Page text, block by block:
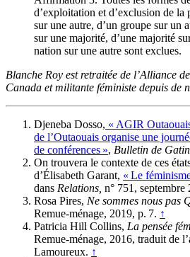
d’exploitation et d’exclusion de la
sur une autre, d’un groupe sur un
sur une majorité, d’une majorité
nation sur une autre sont exclues.
Blanche Roy estretraitée de l’Alliance
Canada et militante féministe depuis de
Djeneba Dosso, « AGIR
de l’Outaouais organise une
de conférences », Bulletin de
On trouvera le contexte de ces
d’Élisabeth Garant, « Le
dans Relations, n° 751, septembre
Rosa Pires, Ne sommes nous pas
Remue-ménage, 2019, p. 7. ↑
Patricia Hill Collins, La pensée
Remue-ménage, 2016, traduit de
Lamoureux. ↑